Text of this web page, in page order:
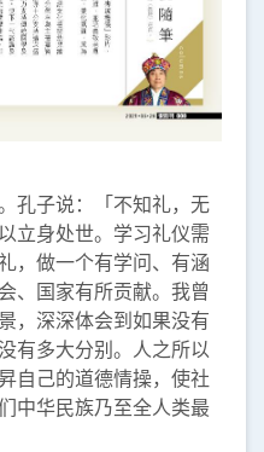
孔子说：「不知礼，无
立身处世。学习礼仪需
，做一个有学问、有涵
、国家有所贡献。我曾
，深深体会到如果没有
有多大分别。人之所以
自己的道德情操，使社
中华民族乃至全人类最